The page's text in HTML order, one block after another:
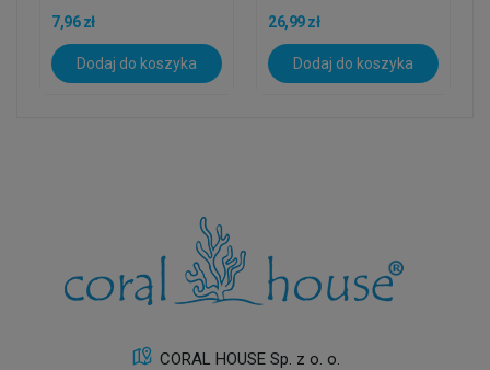
Klejona
7,96 zł
Dodaj do koszyka
26,99 zł
Dodaj do koszyka
CORAL HOUSE Sp. z o. o.